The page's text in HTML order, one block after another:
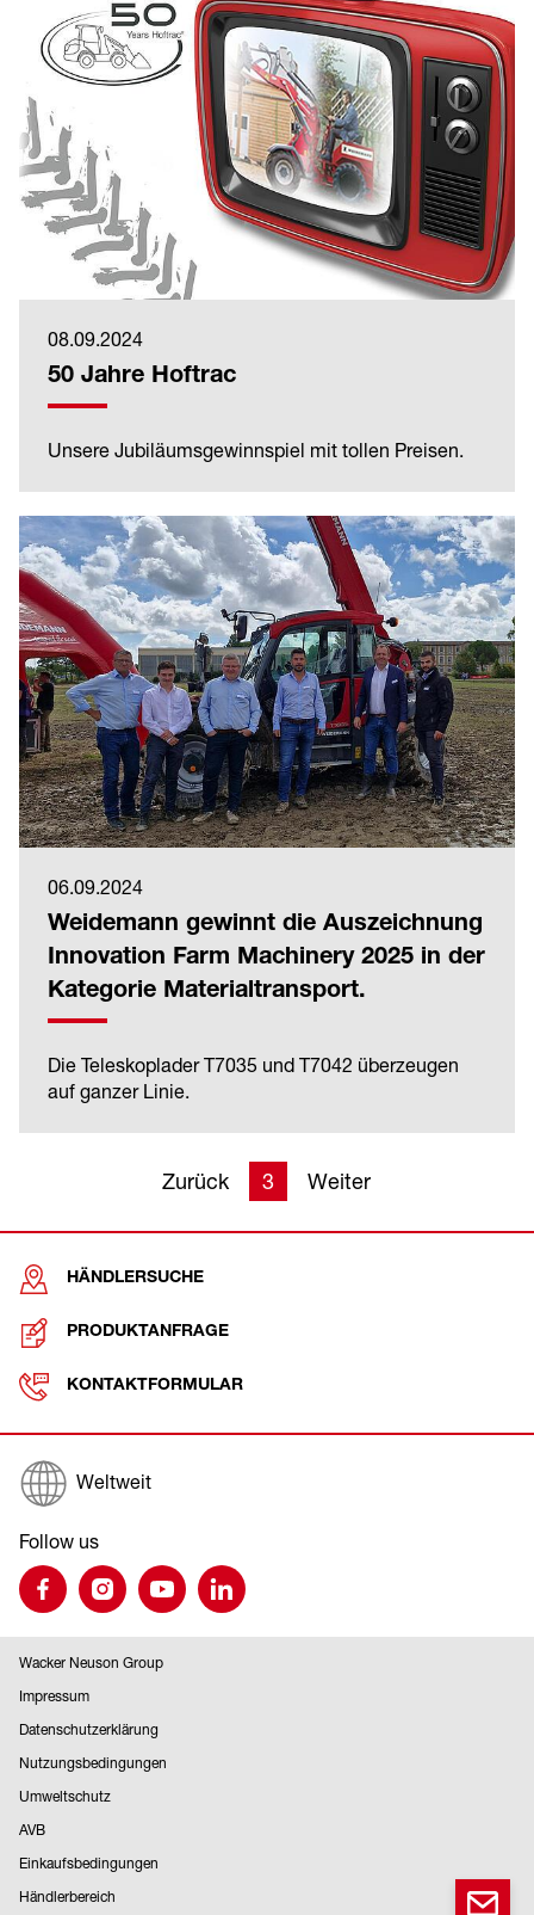
08.09.2024
50 Jahre Hoftrac
Unsere Jubiläumsgewinnspiel mit tollen Preisen.
06.09.2024
Weidemann gewinnt die Auszeichnung
Innovation Farm Machinery 2025 in der
Kategorie Materialtransport.
Die Teleskoplader T7035 und T7042 überzeugen
auf ganzer Linie.
Zurück 3 Weiter
HÄNDLERSUCHE
PRODUKTANFRAGE
KONTAKTFORMULAR
Weltweit
Follow us
Wacker Neuson Group
Impressum
Datenschutzerklärung
Nutzungsbedingungen
Umweltschutz
AVB
Einkaufsbedingungen
Händlerbereich